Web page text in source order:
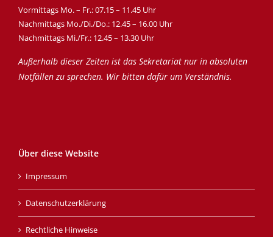
Vormittags Mo. – Fr.: 07.15 – 11.45 Uhr
Nachmittags Mo./Di./Do.: 12.45 – 16.00 Uhr
Nachmittags Mi./Fr.: 12.45 – 13.30 Uhr
Außerhalb dieser Zeiten ist das Sekretariat nur in absoluten
Notfällen zu sprechen. Wir bitten dafür um Verständnis.
Über diese Website
Impressum
Datenschutzerklärung
Rechtliche Hinweise